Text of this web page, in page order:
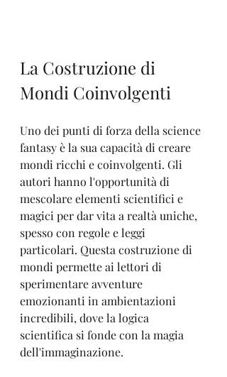
La Costruzione di
Mondi Coinvolgenti
Uno dei punti di forza della science
fantasy è la sua capacità di creare
mondi ricchi e coinvolgenti. Gli
autori hanno l'opportunità di
mescolare elementi scientifici e
magici per dar vita a realtà uniche,
spesso con regole e leggi
particolari. Questa costruzione di
mondi permette ai lettori di
sperimentare avventure
emozionanti in ambientazioni
incredibili, dove la logica
scientifica si fonde con la magia
dell'immaginazione.